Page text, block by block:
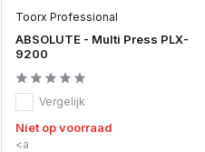
Toorx Professional
ABSOLUTE - Multi Press PLX-
9200
Vergelijk
Niet op voorraad
<a